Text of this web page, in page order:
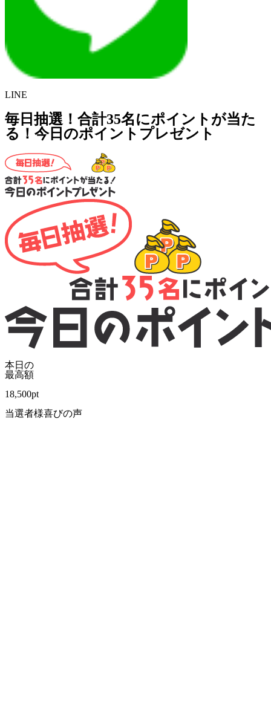
LINE
毎日抽選！合計35名にポイントが当た
る！今日のポイントプレゼント
本日の
最高額
18,500pt
当選者様喜びの声